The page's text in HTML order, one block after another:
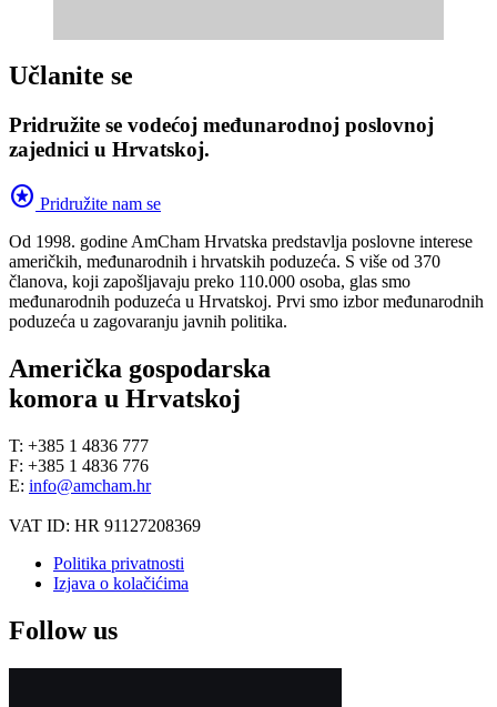
Učlanite se
Pridružite se vodećoj međunarodnoj poslovnoj
zajednici u Hrvatskoj.
stars Pridružite nam se
Od 1998. godine AmCham Hrvatska predstavlja poslovne interese
američkih, međunarodnih i hrvatskih poduzeća. S više od 370
članova, koji zapošljavaju preko 110.000 osoba, glas smo
međunarodnih poduzeća u Hrvatskoj. Prvi smo izbor međunarodnih
poduzeća u zagovaranju javnih politika.
Američka gospodarska
komora u Hrvatskoj
T: +385 1 4836 777
F: +385 1 4836 776
E: info@amcham.hr
VAT ID: HR 91127208369
Politika privatnosti
Izjava o kolačićima
Follow us